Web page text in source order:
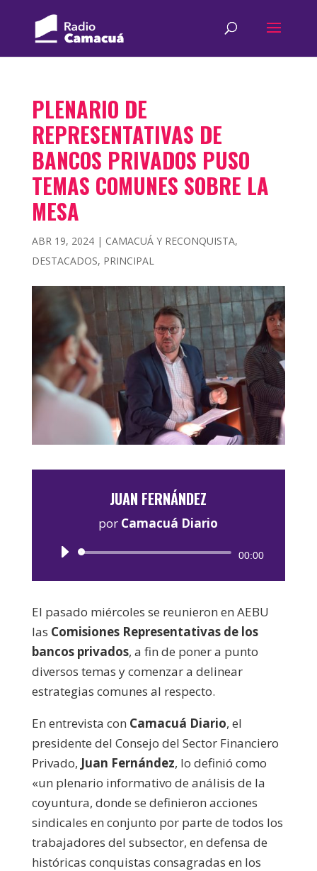
PLENARIO DE
REPRESENTATIVAS DE
BANCOS PRIVADOS PUSO
TEMAS COMUNES SOBRE LA
MESA
ABR 19, 2024| CAMACUÁ Y RECONQUISTA,
DESTACADOS, PRINCIPAL
JUAN FERNÁNDEZ
por Camacuá Diario
Reproductor
00:00
El pasado miércoles se reunieron en AEBU
las Comisiones Representativas de los
bancos privados, a fin de poner a punto
diversos temas y comenzar a delinear
estrategias comunes al respecto.
En entrevista con Camacuá Diario, el
presidente del Consejo del Sector Financiero
Privado, Juan Fernández, lo definió como
«un plenario informativo de análisis de la
coyuntura, donde se definieron acciones
sindicales en conjunto por parte de todos los
trabajadores del subsector, en defensa de
históricas conquistas consagradas en los